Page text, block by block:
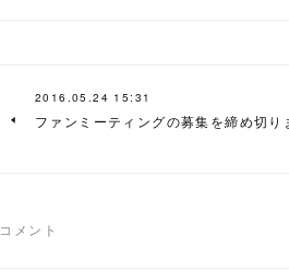
2016.05.24 15:31
ファンミーティングの募集を締め切り
コメント